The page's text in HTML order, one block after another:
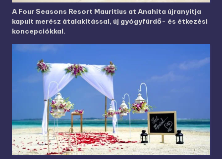
A Four Seasons Resort Mauritius at Anahita újranyitja
kapuit merész átalakítással, új gyógyfürdő- és étkezési
koncepciókkal.